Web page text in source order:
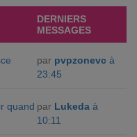
DERNIERS
MESSAGES
par pvpzonevcà
23:45
quand par Lukedaà
10:11